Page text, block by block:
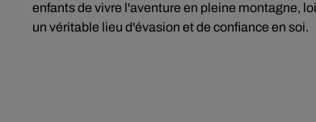
enfants de vivre l'aventure en pleine montagne,
un véritable lieu d'évasion et de confiance en soi.